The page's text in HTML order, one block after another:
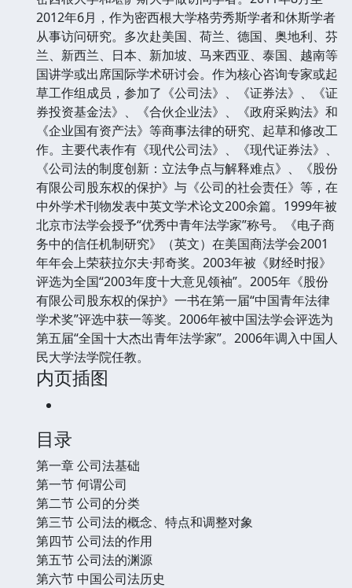
2012年6月，作为密西根大学格劳秀斯学者和休斯学者
从事访问研究。多次赴美国、荷兰、德国、奥地利、芬
兰、新西兰、日本、新加坡、马来西亚、泰国、越南等
国讲学或出席国际学术研讨会。作为核心咨询专家或起
草工作组成员，参加了《公司法》、《证券法》、《证
券投资基金法》、《合伙企业法》、《政府采购法》和
《企业国有资产法》等商事法律的研究、起草和修改工
作。主要代表作有《现代公司法》、《现代证券法》、
《公司法的制度创新：立法争点与解释难点》、《股份
有限公司股东权的保护》与《公司的社会责任》等，在
中外学术刊物发表中英文学术论文200余篇。1999年被
北京市法学会授予“优秀中青年法学家”称号。《电子商
务中的信任机制研究》（英文）在美国商法学会2001
年年会上荣获拉尔夫·邦奇奖。2003年被《财经时报》
评选为全国“2003年度十大意见领袖”。2005年《股份
有限公司股东权的保护》一书在第一届“中国青年法律
学术奖”评选中获一等奖。2006年被中国法学会评选为
第五届“全国十大杰出青年法学家”。2006年调入中国人
民大学法学院任教。
内页插图
目录
第一章 公司法基础
第一节 何谓公司
第二节 公司的分类
第三节 公司法的概念、特点和调整对象
第四节 公司法的作用
第五节 公司法的渊源
第六节 中国公司法历史